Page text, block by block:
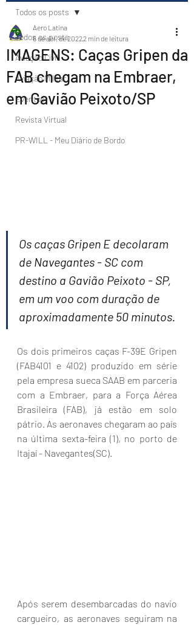
Todos os posts
Aviação Civil
Aviação Militar
Eventos
Revista Virtual
PR-WILL - Meu Diário de Bordo
Todos os posts
IMAGENS: Caças Gripen da
FAB chegam na Embraer,
em Gavião Peixoto/SP
Aero Latina
6 de abr. de 20222 min de leitura
Os caças Gripen E decolaram
de Navegantes - SC com
destino a Gavião Peixoto - SP,
em um voo com duração de
aproximadamente 50 minutos.
Os dois primeiros caças F-39E Gripen
(FAB4101 e 4102) produzido em série
pela empresa sueca SAAB em parceria
com a Embraer, para a Força Aérea
Brasileira (FAB), já estão em solo
pátrio. As aeronaves chegaram ao país
na última sexta-feira (1), no porto de
Itajaí - Navegantes(SC).
Após serem desembarcadas do navio
cargueiro, as aeronaves seguiram na